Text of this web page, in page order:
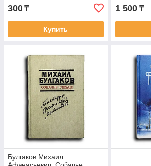
300 ₸
Купить
1 500 ₸
Булгаков Михаил